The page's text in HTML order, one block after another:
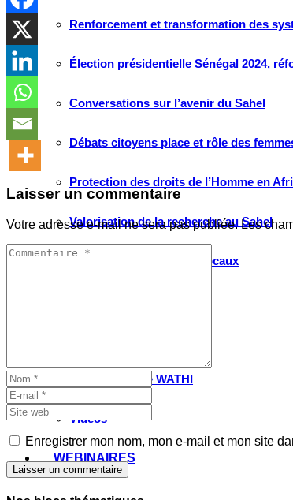
Renforcement et transformation des
Élection présidentielle Sénégal 2024,
Conversations sur l’avenir du Sahel
Débats citoyens place et rôle des
Protection des droits de l’Homme en
Valorisation de la recherche au Sahel
Entretiens avec les élus locaux
Les Voix(es) de WATHI
Videos
WEBINAIRES
Laisser un commentaire
Votre adresse e-mail ne sera pas publiée. Les
Enregistrer mon nom, mon e-mail et mon site
Laisser un commentaire